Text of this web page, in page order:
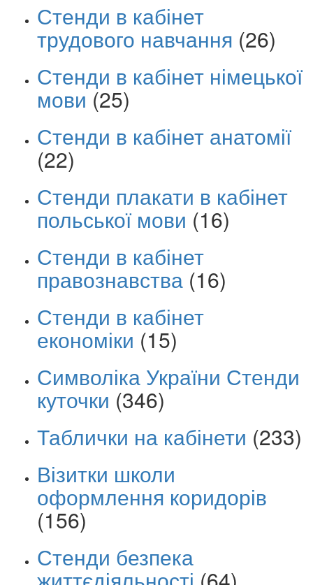
Стенди в кабінет
трудового навчання (26)
Стенди в кабінет німецької
мови (25)
Стенди в кабінет анатомії
(22)
Стенди плакати в кабінет
польської мови (16)
Стенди в кабінет
правознавства (16)
Стенди в кабінет
економіки (15)
Символіка України Стенди
куточки (346)
Таблички на кабінети (233)
Візитки школи
оформлення коридорів
(156)
Стенди безпека